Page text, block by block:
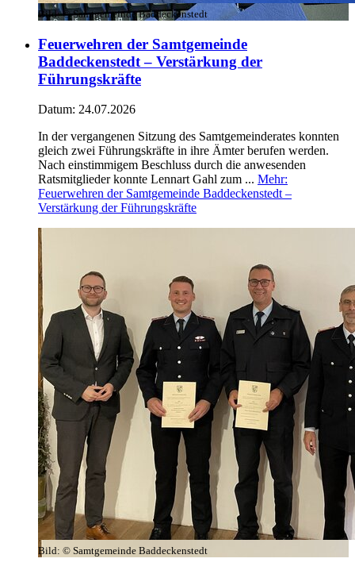
Bild:© Samtgemeinde Baddeckenstedt
Feuerwehren der Samtgemeinde
Baddeckenstedt – Verstärkung der
Führungskräfte
Datum: 24.07.2026
In der vergangenen Sitzung des Samtgemeinderates konnten
gleich zwei Führungskräfte in ihre Ämter berufen werden.
Nach einstimmigem Beschluss durch die anwesenden
Ratsmitglieder konnte Lennart Gahl zum ... Mehr:
Feuerwehren der Samtgemeinde Baddeckenstedt –
Verstärkung der Führungskräfte
Bild: © Samtgemeinde Baddeckenstedt